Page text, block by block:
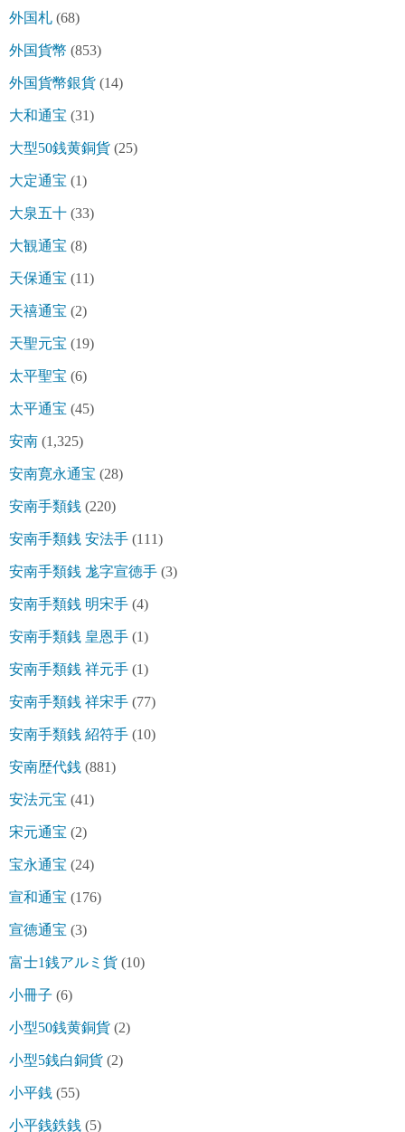
外国札 (68)
外国貨幣 (853)
外国貨幣銀貨 (14)
大和通宝 (31)
大型50銭黄銅貨 (25)
大定通宝 (1)
大泉五十 (33)
大観通宝 (8)
天保通宝 (11)
天禧通宝 (2)
天聖元宝 (19)
太平聖宝 (6)
太平通宝 (45)
安南 (1,325)
安南寛永通宝 (28)
安南手類銭 (220)
安南手類銭 安法手 (111)
安南手類銭 尨字宣徳手 (3)
安南手類銭 明宋手 (4)
安南手類銭 皇恩手 (1)
安南手類銭 祥元手 (1)
安南手類銭 祥宋手 (77)
安南手類銭 紹符手 (10)
安南歴代銭 (881)
安法元宝 (41)
宋元通宝 (2)
宝永通宝 (24)
宣和通宝 (176)
宣徳通宝 (3)
富士1銭アルミ貨 (10)
小冊子 (6)
小型50銭黄銅貨 (2)
小型5銭白銅貨 (2)
小平銭 (55)
小平銭鉄銭 (5)